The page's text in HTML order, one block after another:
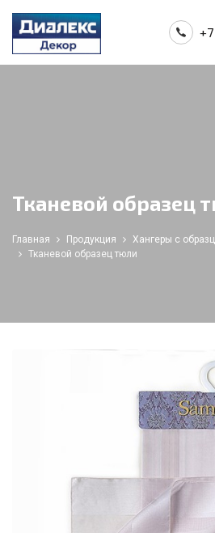
Тканевой образец
Главная Продукция
Хангеры с
Тканевой образец тюли